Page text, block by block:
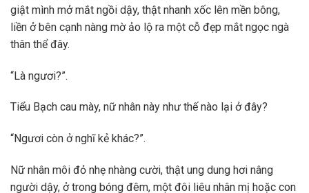
giật mình mở mắt ngồi dậy, thật nhanh xốc lên mền bông,
liền ở bên cạnh nàng mờ ảo lộ ra một cỗ đẹp mắt ngọc ngà
thân thể đây.
“Là ngươi?”.
Tiểu Bạch cau mày, nữ nhân này như thế nào lại ở đây?
“Ngươi còn ở nghĩ kẻ khác?”.
Nữ nhân môi đỏ nhẹ nhàng cười, thật ung dung hơi nâng
người dậy, ở trong bóng đêm, một đôi liêu nhân mị hoặc con